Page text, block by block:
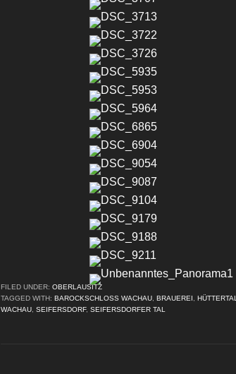
FILED UNDER:OBERLAUSITZ
TAGGED WITH:BAROCKSCHLOSS WACHAU ,BRAUEREI ,HÜTTERTAL
WACHAU ,SEIFERSDORF,SEIFERSDORFER TAL